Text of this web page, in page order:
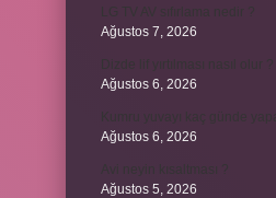
Ağustos 7, 2026
Ağustos 6, 2026
Ağustos 6, 2026
Ağustos 5, 2026